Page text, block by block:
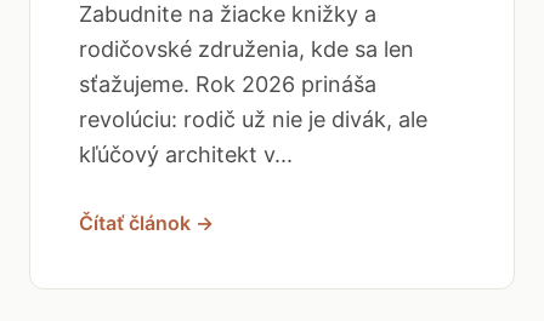
Zabudnite na žiacke knižky a
rodičovské združenia, kde sa len
sťažujeme. Rok 2026 prináša
revolúciu: rodič už nie je divák, ale
kľúčový architekt v...
Čítať článok →